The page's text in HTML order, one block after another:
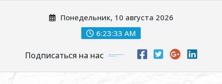
Понедельник, 10 августа 2026
6:23:34 AM
Подписаться на нас